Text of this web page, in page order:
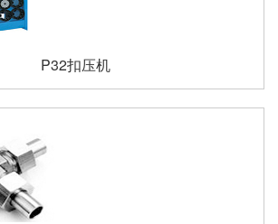
P32扣压机